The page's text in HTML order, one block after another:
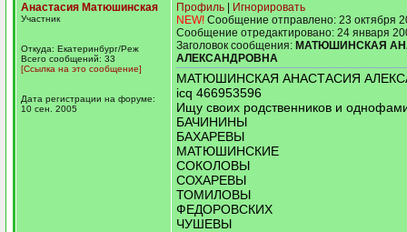
Анастасия Матюшинская
Участник
Откуда: Екатеринбург/Реж
Всего сообщений: 33
[Ссылка на это сообщение]
Дата регистрации на форуме:
10 сен. 2005
Профиль
Игнорировать
NEW! Сообщение отправлено: 23 октября
Сообщение отредактировано: 24 января
Заголовок сообщения: МАТЮШИНСКАЯ
АЛЕКСАНДРОВНА
МАТЮШИНСКАЯ АНАСТАСИЯ
icq 466953596
Ищу своих родственников и
БАЧИНИНЫ
БАХАРЕВЫ
МАТЮШИНСКИЕ
СОКОЛОВЫ
СОХАРЕВЫ
ТОМИЛОВЫ
ФЕДОРОВСКИХ
ЧУШЕВЫ